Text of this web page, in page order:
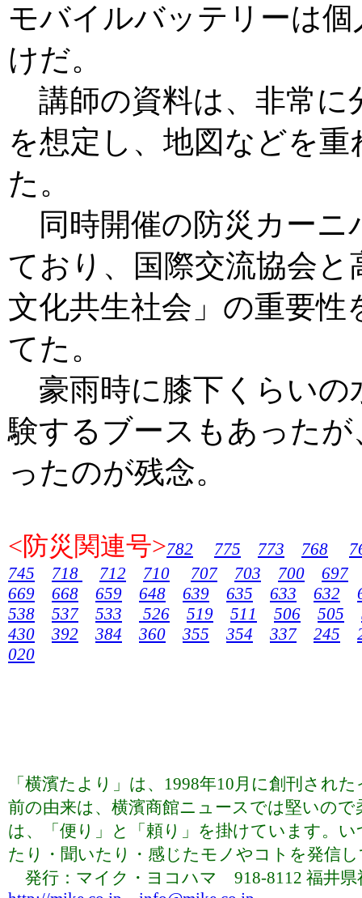
モバイルバッテリーは
けだ。
講師の資料は、非常に
を想定し、地図などを
た。
同時開催の防災カーニ
ており、国際交流協会
文化共生社会」の重要
てた。
豪雨時に膝下くらいの
験するブースもあった
ったのが残念。
<防災関連号>782 775 773 768
745
718 712 710 707 703 700
697
669
668 659 648 639 635 633 632
538
537 533 526 519 511 506 505
430
392 384 360 355 354 337 245
020
「横濱たより」は、1998年10月に創刊され
前の由来は、横濱商館ニュースでは堅いの
は、「便り」と「頼り」を掛けています。
たり・聞いたり・感じたモノやコトを発信
発行：マイク・ヨコハマ 918-8112 福井